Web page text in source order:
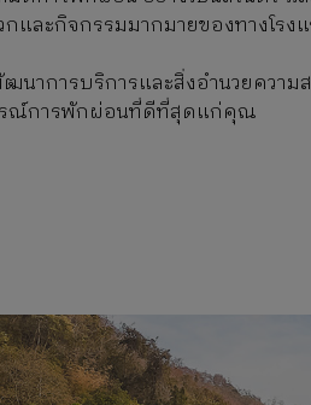
กและกิจกรรมมากมายของทางโรง
ฒนาการบริการและสิ่งอำนวยควา
ณ์การพักผ่อนที่ดีที่สุดแก่คุณ